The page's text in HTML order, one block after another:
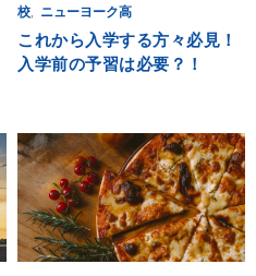
校
ニューヨーク高
これから入学する方々必見！
入学前の予習は必要？！